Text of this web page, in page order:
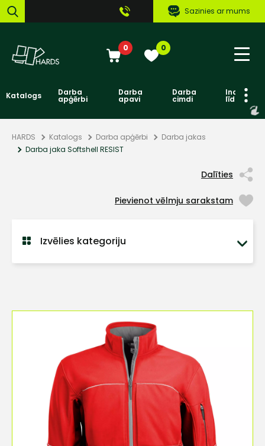
Sazinies ar mums
0 0
Katalogs Darba
apģērbi
Darba
apavi
Darba
cimdi līdzekļi
HARDS Katalogs Darba apģērbi
Darba jakas
Darba jaka Softshell RESIST
Dalīties
Pievienot vēlmju sarakstam
Izvēlies kategoriju